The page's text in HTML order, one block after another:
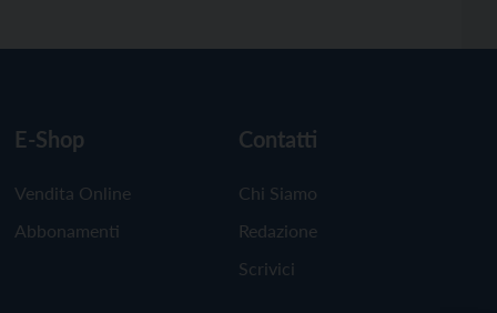
E-Shop
Vendita Online
Abbonamenti
Contatti
Chi Siamo
Redazione
Scrivici